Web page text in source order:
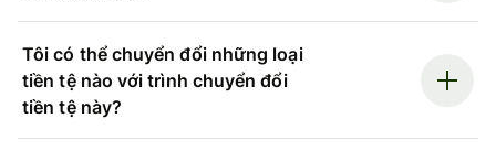
Tôi có thể chuyển đổi những loại
tiền tệ nào với trình chuyển đổi
tiền tệ này?